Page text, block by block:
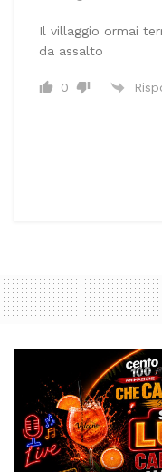
Il villaggio ormai
da assalto
0